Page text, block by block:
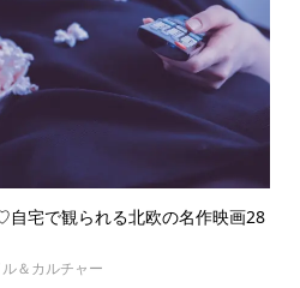
宅で観られる北欧の名作映画28
＆カルチャー